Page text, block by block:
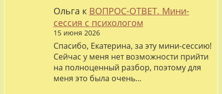
Ольга к ВОПРОС-ОТВЕТ. Мини-
сессия с психологом
15 июня 2026
Спасибо, Екатерина, за эту мини-сессию!
Сейчас у меня нет возможности прийти
на полноценный разбор, поэтому для
меня это была очень…